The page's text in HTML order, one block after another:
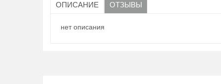
ОПИСАНИЕ ОТЗЫВЫ
нет описания